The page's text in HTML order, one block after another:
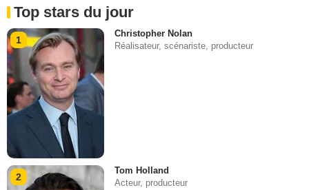
Top stars du jour
1
Christopher Nolan
Réalisateur, scénariste, producteur
2
Tom Holland
Acteur, producteur